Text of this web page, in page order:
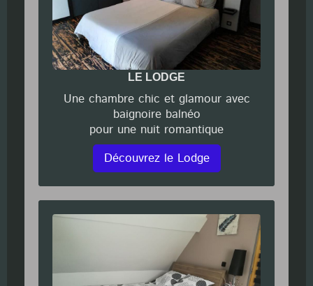
LE LODGE
Une chambre chic et glamour avec
baignoire balnéo
pour une nuit romantique
Découvrez le Lodge